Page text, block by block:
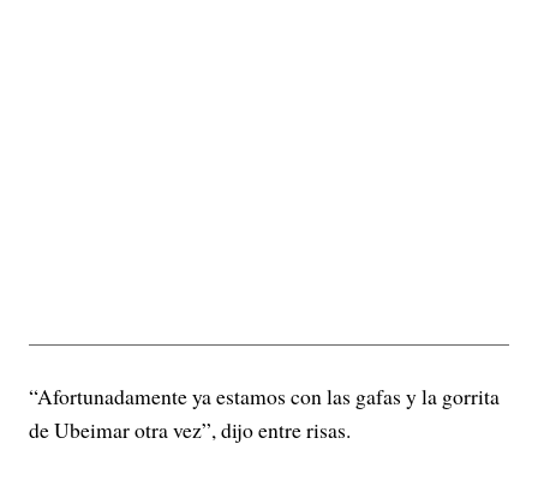
“Afortunadamente ya estamos con las gafas y la gorrita
de Ubeimar otra vez”, dijo entre risas.